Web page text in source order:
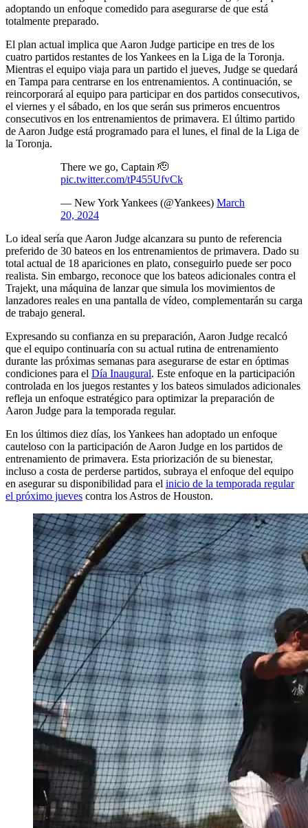
adoptando un enfoque comedido para asegurarse de que está
totalmente preparado.
El plan actual implica que Aaron Judge participe en tres de los
cuatro partidos restantes de los Yankees en la Liga de la Toronja.
Mientras el equipo viaja para un partido el jueves, Judge se quedará
en Tampa para centrarse en los entrenamientos. A continuación, se
reincorporará al equipo para participar en dos partidos consecutivos,
el viernes y el sábado, en los que serán sus primeros encuentros
consecutivos en los entrenamientos de primavera. El último partido
de Aaron Judge está programado para el lunes, el final de la Liga de
la Toronja.
There we go, Captain 🫡
pic.twitter.com/tP455UfvCk
— New York Yankees (@Yankees) March
20, 2024
Lo ideal sería que Aaron Judge alcanzara su punto de referencia
preferido de 30 bateos en los entrenamientos de primavera. Dado su
total actual de 18 apariciones en plato, conseguirlo puede ser poco
realista. Sin embargo, reconoce que los bateos adicionales contra el
Trajekt, una máquina de lanzar que simula los movimientos de
lanzadores reales en una pantalla de vídeo, complementarán su carga
de trabajo general.
Expresando su confianza en su preparación, Aaron Judge recalcó
que el equipo continuaría con su actual rutina de entrenamiento
durante las próximas semanas para asegurarse de estar en óptimas
condiciones para el Día Inaugural. Este enfoque en la participación
controlada en los juegos restantes y los bateos simulados adicionales
refleja un enfoque estratégico para optimizar la preparación de
Aaron Judge para la temporada regular.
En los últimos diez días, los Yankees han adoptado un enfoque
cauteloso con la participación de Aaron Judge en los partidos de
entrenamiento de primavera. Esta priorización de su bienestar,
incluso a costa de perderse partidos, subraya el enfoque del equipo
en asegurar su disponibilidad para el inicio de la temporada regular
el próximo jueves contra los Astros de Houston.